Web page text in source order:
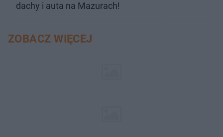
dachy i auta na Mazurach!
ZOBACZ WIĘCEJ